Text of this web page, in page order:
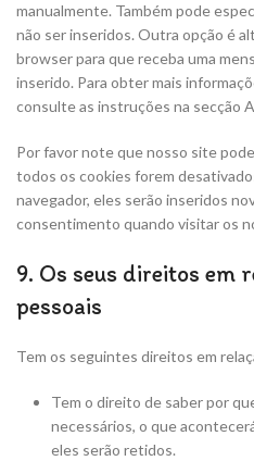
manualmente. Também pode
não ser inseridos. Outra opção é
browser para que receba uma
inserido. Para obter mais
consulte as instruções na secção
Por favor note que nosso site
todos os cookies forem
navegador, eles serão inseridos
consentimento quando visitar os
9. Os seus direitos em
pessoais
Tem os seguintes direitos em
Tem o direito de saber por
necessários, o que
eles serão retidos.